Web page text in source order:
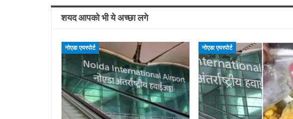
शयद आपको भी ये अच्छा लगे
नोएडा एयरपोर्ट नोएडा एयरपोर्ट